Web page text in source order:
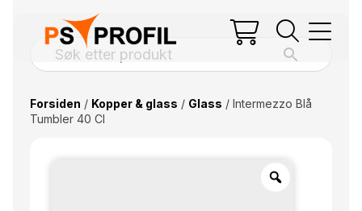
Forsiden / Kopper & glass / Glass / Intermezzo Blå
Tumbler 40 Cl